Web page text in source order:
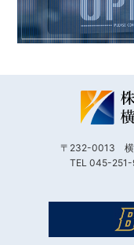
〒232-0013 横
TEL 045-251-